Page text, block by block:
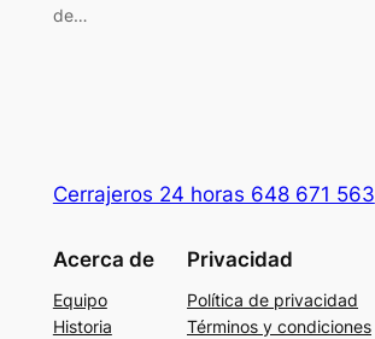
de…
Cerrajeros 24 horas 648 671 563
Acerca de
Equipo
Historia
Privacidad
Política de privacidad
Términos y condiciones